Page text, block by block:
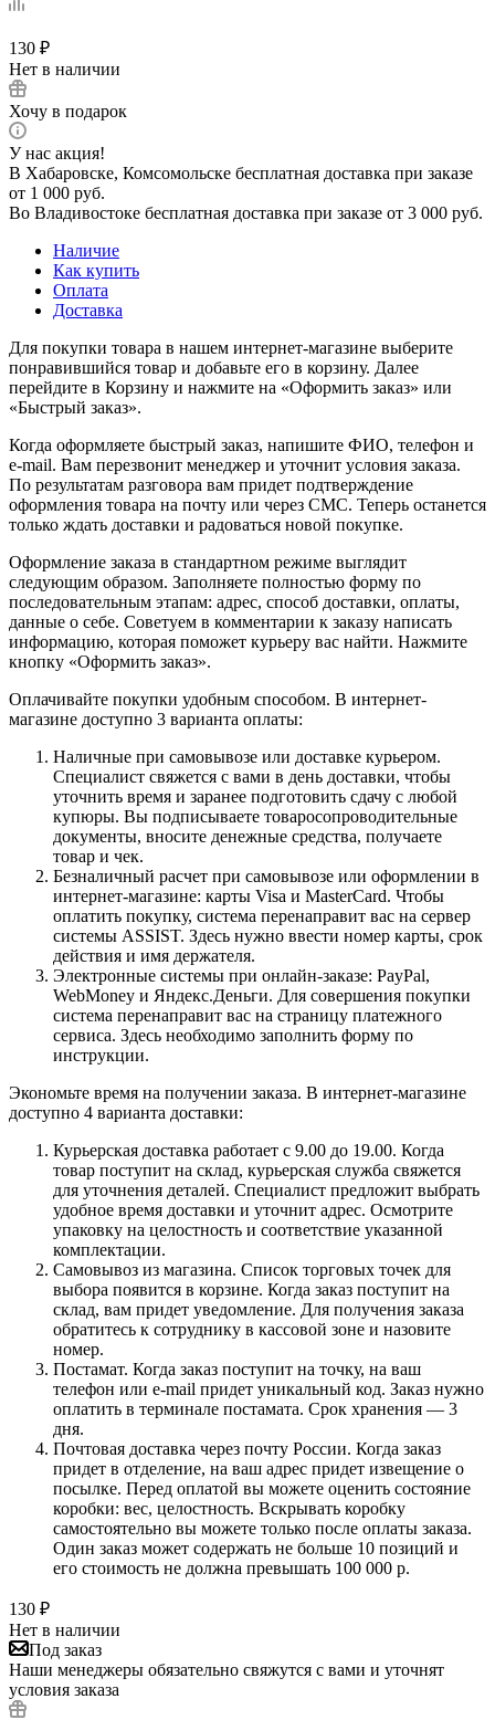
130 ₽
Нет в наличии
Хочу в подарок
У нас акция!
В Хабаровске, Комсомольске бесплатная доставка при заказе
от 1 000 руб.
Во Владивостоке бесплатная доставка при заказе от 3 000 руб.
Наличие
Как купить
Оплата
Доставка
Для покупки товара в нашем интернет-магазине выберите
понравившийся товар и добавьте его в корзину. Далее
перейдите в Корзину и нажмите на «Оформить заказ» или
«Быстрый заказ».
Когда оформляете быстрый заказ, напишите ФИО, телефон и
e-mail. Вам перезвонит менеджер и уточнит условия заказа.
По результатам разговора вам придет подтверждение
оформления товара на почту или через СМС. Теперь останется
только ждать доставки и радоваться новой покупке.
Оформление заказа в стандартном режиме выглядит
следующим образом. Заполняете полностью форму по
последовательным этапам: адрес, способ доставки, оплаты,
данные о себе. Советуем в комментарии к заказу написать
информацию, которая поможет курьеру вас найти. Нажмите
кнопку «Оформить заказ».
Оплачивайте покупки удобным способом. В интернет-
магазине доступно 3 варианта оплаты:
Наличные при самовывозе или доставке курьером.
Специалист свяжется с вами в день доставки, чтобы
уточнить время и заранее подготовить сдачу с любой
купюры. Вы подписываете товаросопроводительные
документы, вносите денежные средства, получаете
товар и чек.
Безналичный расчет при самовывозе или оформлении в
интернет-магазине: карты Visa и MasterCard. Чтобы
оплатить покупку, система перенаправит вас на сервер
системы ASSIST. Здесь нужно ввести номер карты, срок
действия и имя держателя.
Электронные системы при онлайн-заказе: PayPal,
WebMoney и Яндекс.Деньги. Для совершения покупки
система перенаправит вас на страницу платежного
сервиса. Здесь необходимо заполнить форму по
инструкции.
Экономьте время на получении заказа. В интернет-магазине
доступно 4 варианта доставки:
Курьерская доставка работает с 9.00 до 19.00. Когда
товар поступит на склад, курьерская служба свяжется
для уточнения деталей. Специалист предложит выбрать
удобное время доставки и уточнит адрес. Осмотрите
упаковку на целостность и соответствие указанной
комплектации.
Самовывоз из магазина. Список торговых точек для
выбора появится в корзине. Когда заказ поступит на
склад, вам придет уведомление. Для получения заказа
обратитесь к сотруднику в кассовой зоне и назовите
номер.
Постамат. Когда заказ поступит на точку, на ваш
телефон или e-mail придет уникальный код. Заказ нужно
оплатить в терминале постамата. Срок хранения — 3
дня.
Почтовая доставка через почту России. Когда заказ
придет в отделение, на ваш адрес придет извещение о
посылке. Перед оплатой вы можете оценить состояние
коробки: вес, целостность. Вскрывать коробку
самостоятельно вы можете только после оплаты заказа.
Один заказ может содержать не больше 10 позиций и
его стоимость не должна превышать 100 000 р.
130 ₽
Нет в наличии
Под заказ
Наши менеджеры обязательно свяжутся с вами и уточнят
условия заказа